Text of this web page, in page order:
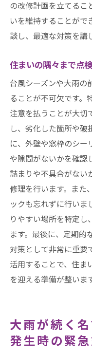
の改修計画を立てるこ
いを維持することがで
談し、最適な対策を講
住まいの隅々まで点
台風シーズンや大雨の
ることが不可欠です。
注意を払うことが大切
し、劣化した箇所や破
に、外壁や窓枠のシー
や隙間がないかを確認
詰まりや不具合がない
修理を行います。また
ックも忘れずに行いま
りやすい場所を特定し
ます。最後に、定期的
対策として非常に重要
活用することで、住ま
を迎える準備が整いま
大雨が続く
発生時の緊